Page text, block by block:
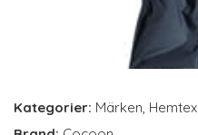
Kategorier: Märken,